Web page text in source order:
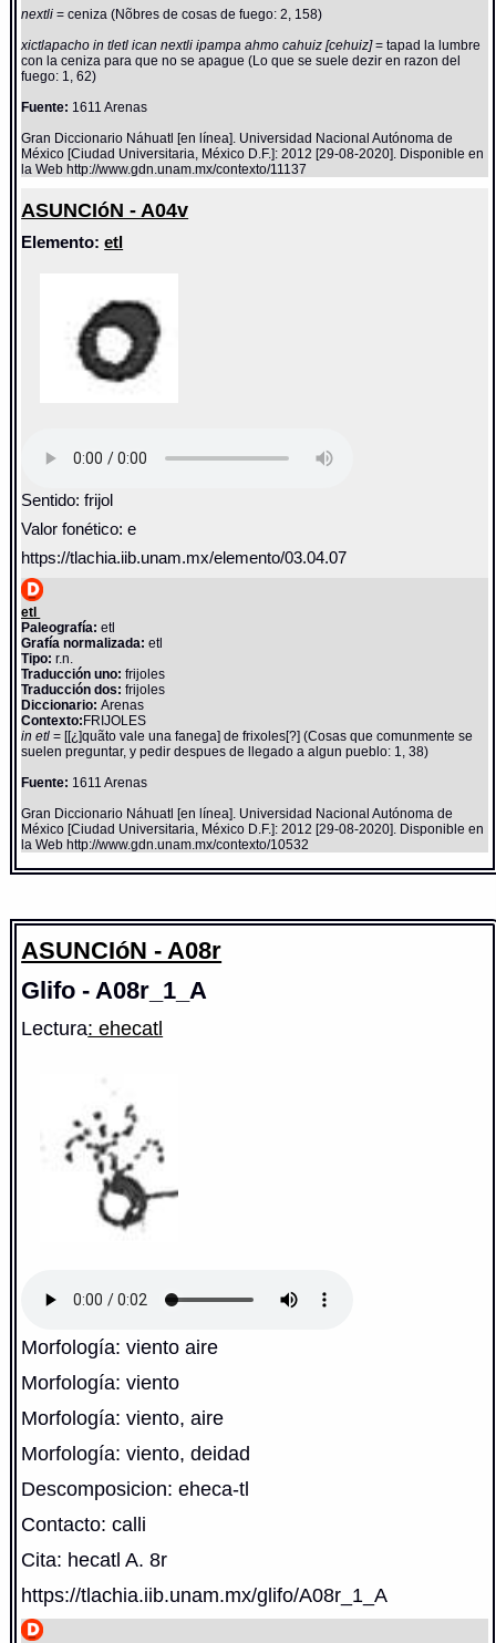
nextli= ceniza (Nõbres de cosas de fuego: 2, 158)
xictlapacho in tletl ican nextli ipampa ahmo cahuiz [cehuiz]= tapad la lumbre
con la ceniza para que no se apague (Lo que se suele dezir en razon del
fuego: 1, 62)
Fuente: 1611 Arenas
Gran Diccionario Náhuatl [en línea]. Universidad Nacional Autónoma de
México [Ciudad Universitaria, México D.F.]: 2012 [29-08-2020]. Disponible en
la Web http://www.gdn.unam.mx/contexto/11137
ASUNCIóN - A04v
Elemento:etl
Sentido: frijol
Valor fonético: e
https://tlachia.iib.unam.mx/elemento/03.04.07
etl
Paleografía: etl
Grafía normalizada: etl
Tipo: r.n.
Traducción uno: frijoles
Traducción dos: frijoles
Diccionario:Arenas
Contexto:FRIJOLES
in etl= [[¿]quãto vale una fanega] de frixoles[?] (Cosas que comunmente se
suelen preguntar, y pedir despues de llegado a algun pueblo: 1, 38)
Fuente: 1611 Arenas
Gran Diccionario Náhuatl [en línea]. Universidad Nacional Autónoma de
México [Ciudad Universitaria, México D.F.]: 2012 [29-08-2020]. Disponible en
la Web http://www.gdn.unam.mx/contexto/10532
ASUNCIóN - A08r
Glifo - A08r_1_A
Lectura: ehecatl
Morfología: viento aire
Morfología: viento
Morfología: viento, aire
Morfología: viento, deidad
Descomposicion: eheca-tl
Contacto: calli
Cita: hecatl A. 8r
https://tlachia.iib.unam.mx/glifo/A08r_1_A